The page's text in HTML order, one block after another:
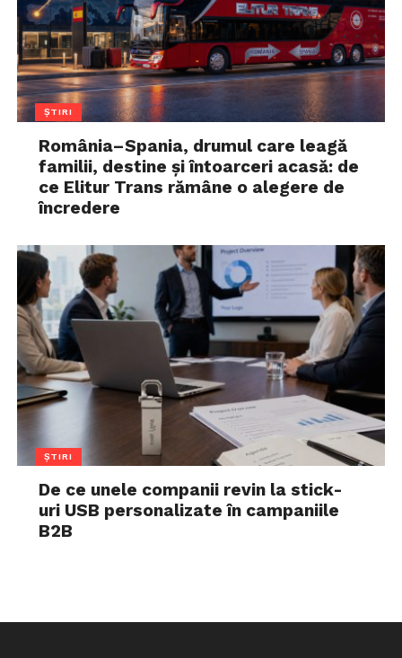
ȘTIRI
România–Spania, drumul care leagă
familii, destine și întoarceri acasă: de
ce Elitur Trans rămâne o alegere de
încredere
ȘTIRI
De ce unele companii revin la stick-
uri USB personalizate în campaniile
B2B